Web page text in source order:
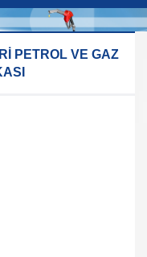
PETROL VE GAZ